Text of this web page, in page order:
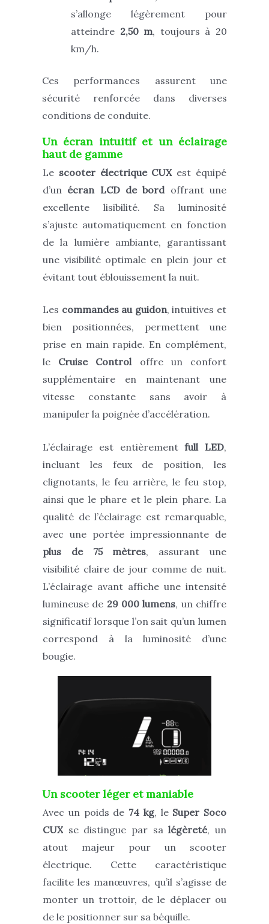
s’allonge légèrement pour
atteindre 2,50 m, toujours à 20
km/h.
Ces performances assurent une
sécurité renforcée dans diverses
conditions de conduite.
Un écran intuitif et un éclairage
haut de gamme
Le scooter électrique CUX est équipé
d’un écran LCD de bord offrant une
excellente lisibilité. Sa luminosité
s’ajuste automatiquement en fonction
de la lumière ambiante, garantissant
une visibilité optimale en plein jour et
évitant tout éblouissement la nuit.
Les commandes au guidon, intuitives et
bien positionnées, permettent une
prise en main rapide. En complément,
le Cruise Controloffre un confort
supplémentaire en maintenant une
vitesse constante sans avoir à
manipuler la poignée d’accélération.
L’éclairage est entièrementfull LED,
incluant les feux de position, les
clignotants, le feu arrière, le feu stop,
ainsi que le phare et le plein phare. La
qualité de l’éclairage est remarquable,
avec une portée impressionnante de
plus de 75 mètres, assurant une
visibilité claire de jour comme de nuit.
L’éclairage avant affiche une intensité
lumineuse de 29 000 lumens, un chiffre
significatif lorsque l’on sait qu’un lumen
correspond à la luminosité d’une
bougie.
Un scooter léger et maniable
Avec un poids de 74 kg, le Super Soco
CUX se distingue par salégèreté, un
atout majeur pour un scooter
électrique. Cette caractéristique
facilite les manœuvres, qu’il s’agisse de
monter un trottoir, de le déplacer ou
de le positionner sur sa béquille.